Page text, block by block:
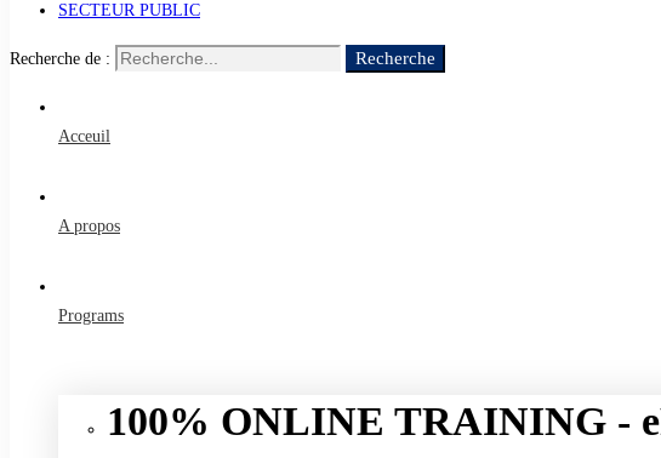
SECTEUR PUBLIC
Recherche de : Recherche
Acceuil
A propos
Programs
100% ONLINE TRAINING -